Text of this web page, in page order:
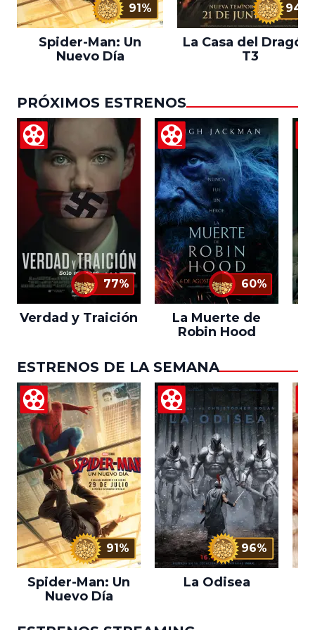
91%
Spider-Man: Un
Nuevo Día
94%
La Casa del Dragón
T3
PRÓXIMOS ESTRENOS
77%
Verdad y Traición
60%
La Muerte de
Robin Hood
ESTRENOS DE LA SEMANA
91%
Spider-Man: Un
Nuevo Día
96%
La Odisea